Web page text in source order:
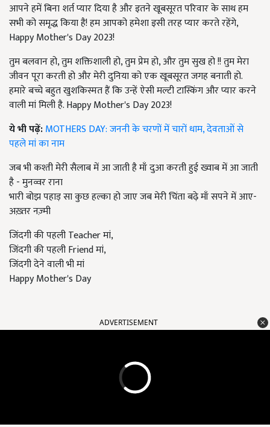
आपने हमें बिना शर्त प्यार दिया है और इतने खूबसूरत परिवार के साथ हम
सभी को समृद्ध किया है! हम आपको हमेशा इसी तरह प्यार करते रहेंगे,
Happy Mother's Day 2023!
तुम बलवान हो, तुम शक्तिशाली हो, तुम प्रेम हो, और तुम सुख हो !! तुम मेरा
जीवन पूरा करती हो और मेरी दुनिया को एक खूबसूरत जगह बनाती हो.
हमारे बच्चे बहुत खुशकिस्मत हैं कि उन्हें ऐसी मल्टी टास्किंग और प्यार करने
वाली मां मिली है. Happy Mother's Day 2023!
ये भी पढ़ें:MOTHERS DAY: जननी के चरणों में चारों धाम, देवताओं से
पहले मां का नाम
जब भी कश्ती मेरी सैलाब में आ जाती है माँ दुआ करती हुई ख्वाब में आ जाती
है - मुनव्वर राना
भारी बोझ पहाड़ सा कुछ हल्का हो जाए जब मेरी चिंता बढ़े माँ सपने में आए-
अख़्तर नज़्मी
जिंदगी की पहली ‪Teacher ‎मां,
जिंदगी की पहली ‪Friend मां,
‎जिंदगी देने वाली भी मां
Happy Mother's Day
ADVERTISEMENT